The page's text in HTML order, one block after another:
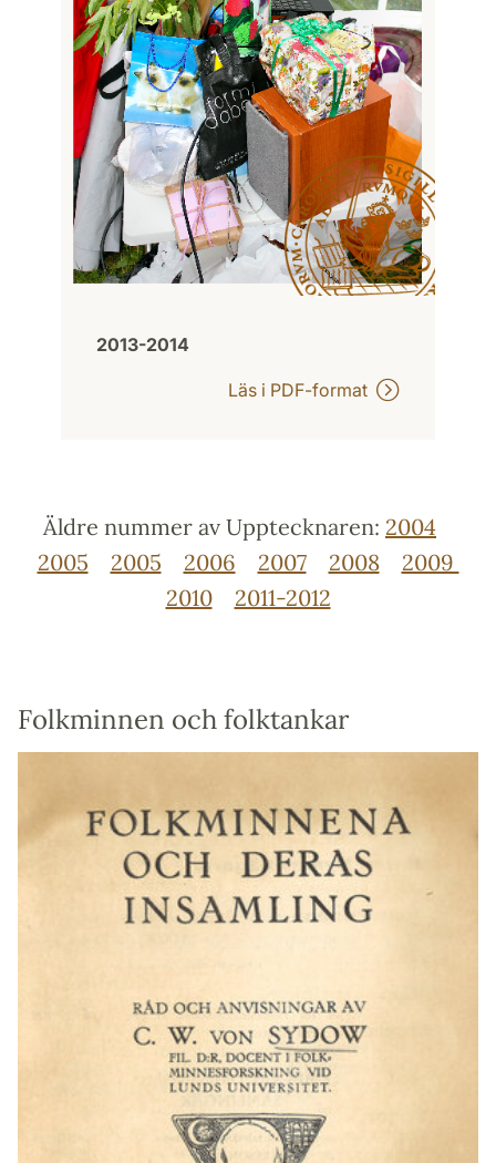
2013-2014
Läs i PDF-format
Äldre nummer av Upptecknaren: 2004
2005
2005 2006 2007 2008
2009
2010
2011-2012
Folkminnen och folktankar